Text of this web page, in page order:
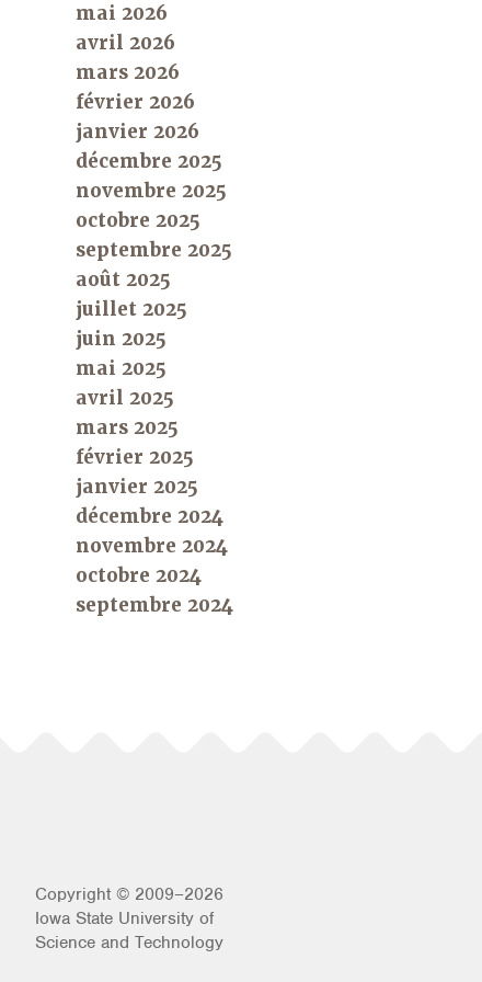
mai 2026
avril 2026
mars 2026
février 2026
janvier 2026
décembre 2025
novembre 2025
octobre 2025
septembre 2025
août 2025
juillet 2025
juin 2025
mai 2025
avril 2025
mars 2025
février 2025
janvier 2025
décembre 2024
novembre 2024
octobre 2024
septembre 2024
Copyright © 2009–2026
Iowa State University of
Science and Technology